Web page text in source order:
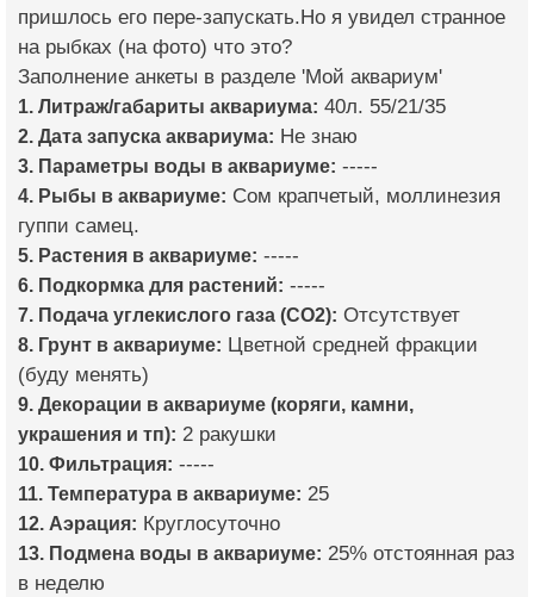
пришлось его пере-запускать.Но я увидел странное
на рыбках (на фото) что это?
Заполнение анкеты в разделе 'Мой аквариум'
1. Литраж/габариты аквариума: 40л. 55/21/35
2. Дата запуска аквариума: Не знаю
3. Параметры воды в аквариуме: -----
4. Рыбы в аквариуме: Сом крапчетый, моллинезия
гуппи самец.
5. Растения в аквариуме: -----
6. Подкормка для растений: -----
7. Подача углекислого газа (CO2): Отсутствует
8. Грунт в аквариуме: Цветной средней фракции
(буду менять)
9. Декорации в аквариуме (коряги, камни,
украшения и тп): 2 ракушки
10. Фильтрация: -----
11. Температура в аквариуме: 25
12. Аэрация: Круглосуточно
13. Подмена воды в аквариуме: 25% отстоянная раз
в неделю